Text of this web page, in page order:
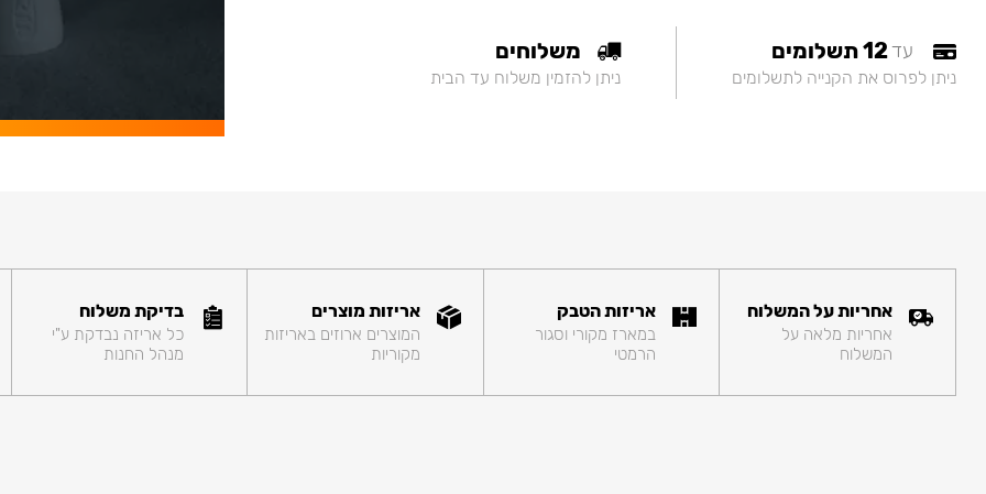
עד12 תשלומים
ניתן לפרוס את הקנייה לתשלומים
משלוחים
ניתן להזמין משלוח עד הבית
אחריות על המשלוח
אחריות מלאה על
המשלוח
אריזות הטבק
במארז מקורי וסגור
הרמטי
אריזות מוצרים
המוצרים ארוזים באריזות
מקוריות
בדיקת משלוח
כל אריזה נבדקת ע"י
מנהל החנות